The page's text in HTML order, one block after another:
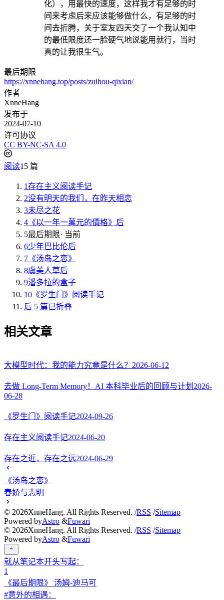
化），用最快的速度，这样我才有足够的时
间来考虑后来应该能够做什么，有足够的时
间去折腾，关于室友四天交了一个我认知中
的最低限度还一脸硬气地说能用就行，当时
真的让我很生气。
最后期限
https://xnnehang.top/posts/zuihou-qixian/
作者
XnneHang
发布于
2024-07-10
许可协议
CC BY-NC-SA 4.0
阅读15 篇
1存在主义阅读手记
2没有明天的我们，在昨天相恋
3未尽之花
4 《以一年一萬元的價格》后
5最后期限· 当前
6少年巴比伦后
7 《汤岛之恋》
8虞美人草后
9潘多拉的盒子
10 《罗生门》阅读手记
后 5 篇已折叠
相关文章
大模型时代：我的能力究竟是什么？ 2026-06-12
去做 Long-Term Memory！AI 本科毕业后的回顾与计划 2026-
06-28
《罗生门》阅读手记2024-09-26
存在主义阅读手记2024-06-20
存在之近，存在之远2024-06-29
《汤岛之恋》
春娇与志明
© 2026XnneHang. All Rights Reserved. /RSS /Sitemap
Powered byAstro &Fuwari
© 2026XnneHang. All Rights Reserved. /RSS /Sitemap
Powered byAstro &Fuwari
就从笔记本开头写起：
1
《最后期限》 汤姆-迪马可
#意外的相遇：